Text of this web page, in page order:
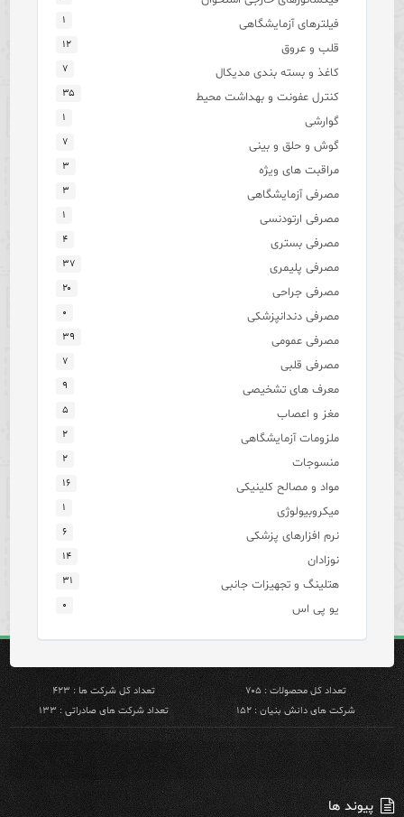
فیلترهای آزمایشگاهی ۱
قلب و عروق ۱۲
کاغذ و بسته بندی مدیکال ۷
کنترل عفونت و بهداشت محیط ۳۵
گوارشی ۱
گوش و حلق و بینی ۷
مراقبت های ویژه ۳
مصرفی آزمایشگاهی ۳
مصرفی ارتودنسی ۱
مصرفی بستری ۴
مصرفی پلیمری ۳۷
مصرفی جراحی ۲۰
مصرفی دندانپزشکی ۰
مصرفی عمومی ۳۹
مصرفی قلبی ۷
معرف های تشخیصی ۹
مغز و اعصاب ۵
ملزومات آزمایشگاهی ۲
منسوجات ۲
مواد و مصالح کلینیکی ۱۶
میکروبیولوژی ۱
نرم افزارهای پزشکی ۶
نوزادان ۱۴
هتلینگ و تجهیزات جانبی ۳۱
یو پی اس ۰
تعداد کل محصولات : ۷۰۵
تعداد کل شرکت ها : ۴۲۳
شرکت های دانش بنیان : ۱۵۲
تعداد شرکت های صادراتی : ۱۳۳
پیوند ها